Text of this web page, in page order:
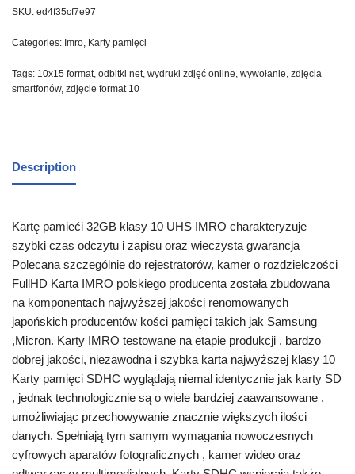
SKU: ed4f35cf7e97
Categories: Imro Karty pamięci
Tags: 10x15 format odbitki net wydruki zdjęć online wywołanie zdjęcia
smartfonów, zdjęcie format 10
Description
Kartę pamieći 32GB klasy 10 UHS IMRO charakteryzuje
szybki czas odczytu i zapisu oraz wieczysta gwarancja
Polecana szczególnie do rejestratorów, kamer o rozdzielczości
FullHD Karta IMRO polskiego producenta została zbudowana
na komponentach najwyższej jakości renomowanych
japońskich producentów kości pamięci takich jak Samsung
,Micron. Karty IMRO testowane na etapie produkcji , bardzo
dobrej jakości, niezawodna i szybka karta najwyższej klasy 10
Karty pamięci SDHC wyglądają niemal identycznie jak karty SD
, jednak technologicznie są o wiele bardziej zaawansowane ,
umożliwiając przechowywanie znacznie większych ilości
danych. Spełniają tym samym wymagania nowoczesnych
cyfrowych aparatów fotograficznych , kamer wideo oraz